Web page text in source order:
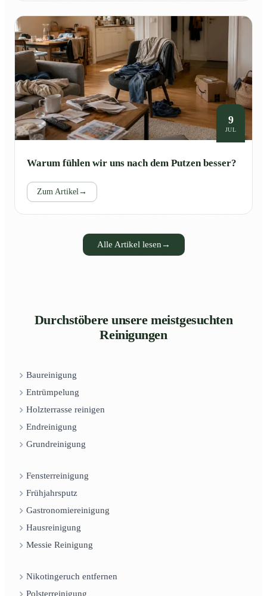
9
JUL
Warum fühlen wir uns nach dem Putzen besser?
Zum Artikel→
Alle Artikel lesen →
Durchstöbere unsere meistgesuchten
Reinigungen
Baureinigung
Entrümpelung
Holzterrasse reinigen
Endreinigung
Grundreinigung
Fensterreinigung
Frühjahrsputz
Gastronomiereinigung
Hausreinigung
Messie Reinigung
Nikotingeruch entfernen
Polsterreinigung